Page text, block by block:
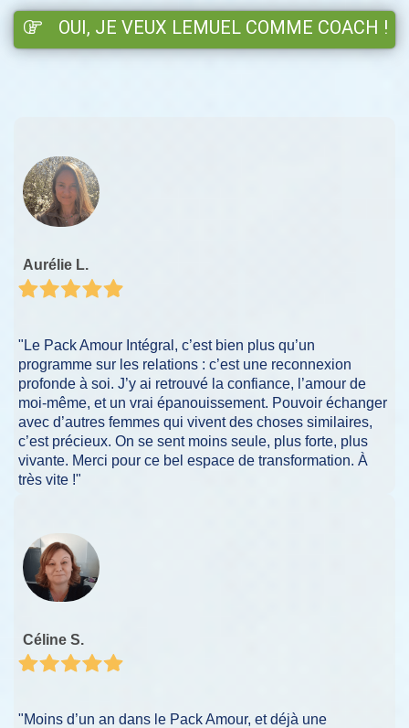
OUI, JE VEUX LEMUEL COMME COACH !
Aurélie L.
"Le Pack Amour Intégral, c’est bien plus qu’un
programme sur les relations : c’est une reconnexion
profonde à soi. J’y ai retrouvé la confiance, l’amour de
moi-même, et un vrai épanouissement. Pouvoir échanger
avec d’autres femmes qui vivent des choses similaires,
c’est précieux. On se sent moins seule, plus forte, plus
vivante. Merci pour ce bel espace de transformation. À
très vite !"
Céline S.
"Moins d’un an dans le Pack Amour, et déjà une